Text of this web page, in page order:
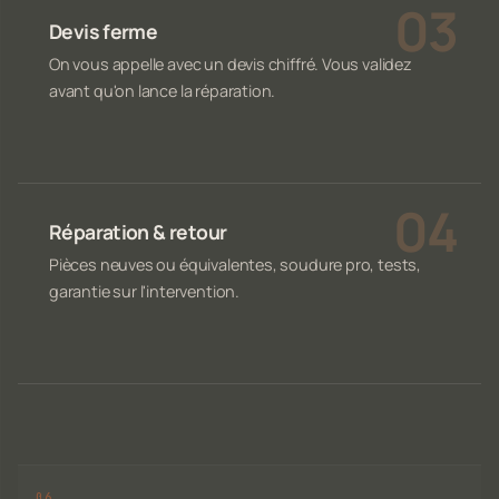
Devis ferme
On vous appelle avec un devis chiffré. Vous validez
avant qu'on lance la réparation.
Réparation & retour
Pièces neuves ou équivalentes, soudure pro, tests,
garantie sur l'intervention.